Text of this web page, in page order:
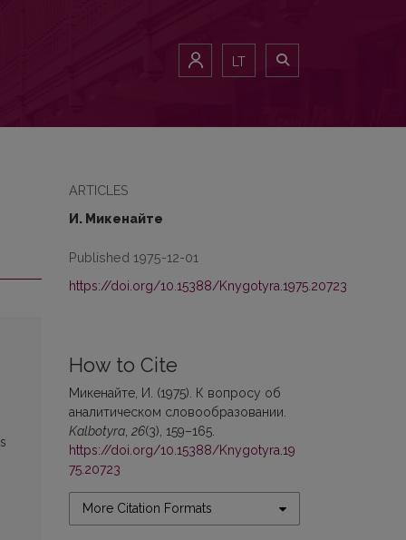
LT
ARTICLES
И. Микенайте
Published 1975-12-01
https://doi.org/10.15388/Knygotyra.1975.20723
How to Cite
Микенайте, И. (1975). К вопросу об
аналитическом словообразовании.
Kalbotyra 26(3), 159–165.
https://doi.org/10.15388/Knygotyra.19
75.20723
More Citation Formats